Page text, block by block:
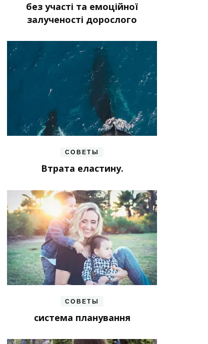
без участі та емоційної
залученості дорослого
СОВЕТЫ
Втрата еластину.
СОВЕТЫ
система планування